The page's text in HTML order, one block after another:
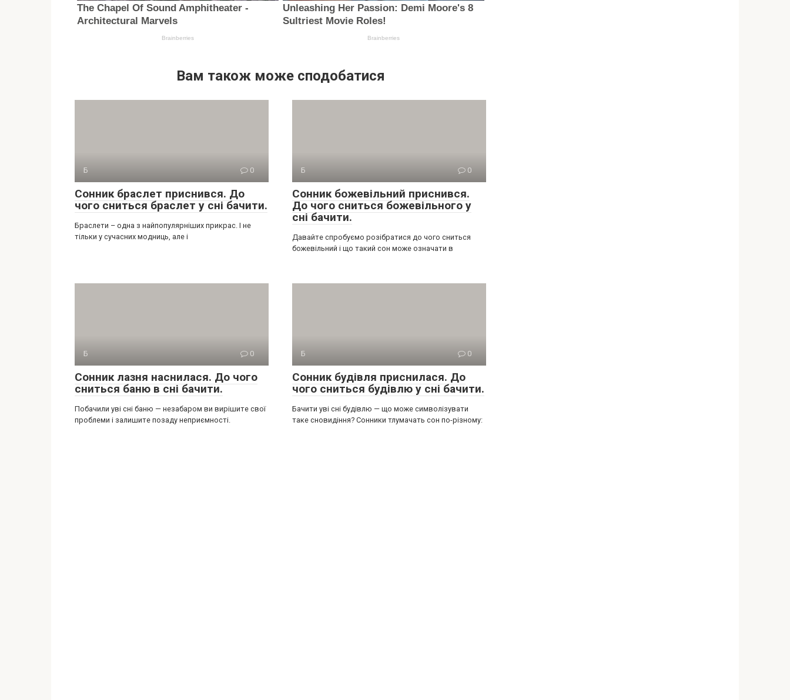
Вам також може сподобатися
Б 0
Сонник браслет приснився. До
чого сниться браслет у сні бачити.
Браслети – одна з найпопулярніших прикрас. І не
тільки у сучасних модниць, але і
Б 0
Сонник божевільний приснився.
До чого сниться божевільного у
сні бачити.
Давайте спробуємо розібратися до чого сниться
божевільний і що такий сон може означати в
Б 0
Сонник лазня наснилася. До чого
сниться баню в сні бачити.
Побачили уві сні баню — незабаром ви вирішите свої
проблеми і залишите позаду неприємності.
Б 0
Сонник будівля приснилася. До
чого сниться будівлю у сні бачити.
Бачити уві сні будівлю — що може символізувати
таке сновидіння? Сонники тлумачать сон по-різному: